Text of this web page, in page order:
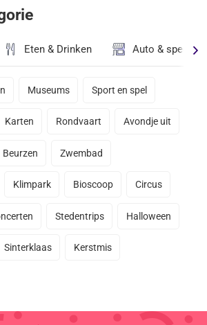
Eten & Drinken Auto &
Museums Sport en spel
Karten Rondvaart Avondje uit
Beurzen Zwembad
Klimpark Bioscoop Circus
Stedentrips Halloween
Sinterklaas Kerstmis